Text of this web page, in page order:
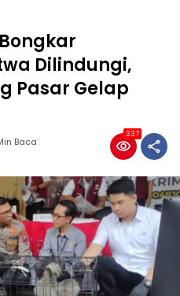
Dilindungi,
Pasar Gelap
Baca
337